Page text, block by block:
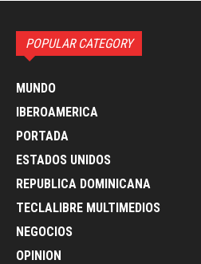
POPULAR CATEGORY
MUNDO
IBEROAMERICA
PORTADA
ESTADOS UNIDOS
REPUBLICA DOMINICANA
TECLALIBRE MULTIMEDIOS
NEGOCIOS
OPINION